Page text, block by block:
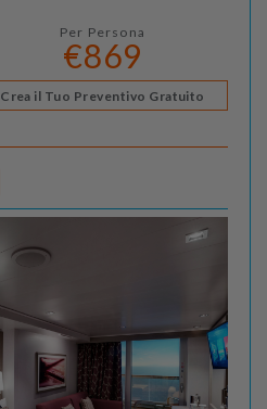
Per Persona
€869
Crea il Tuo Preventivo Gratuito